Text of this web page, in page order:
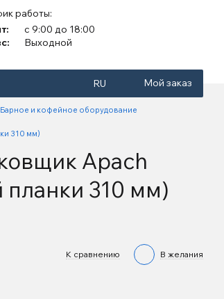
работы:
с 9:00 до 18:00
Выходной
RU Мой заказ
Барное и кофейное оборудование
310 мм)
Apach
планки 310 мм)
К сравнению В желания